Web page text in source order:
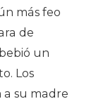
más feo
de
un
Los
su madre